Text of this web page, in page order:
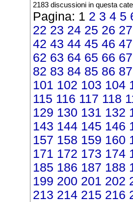
2183 discussioni in questa
Pagina: 1 2 3 4 5
22 23 24 25 26 27
42 43 44 45 46 47
62 63 64 65 66 67
82 83 84 85 86 87
101 102 103 104
115 116 117 118
129 130 131 132
143 144 145 146
157 158 159 160
171 172 173 174
185 186 187 188
199 200 201 202
213 214 215 216